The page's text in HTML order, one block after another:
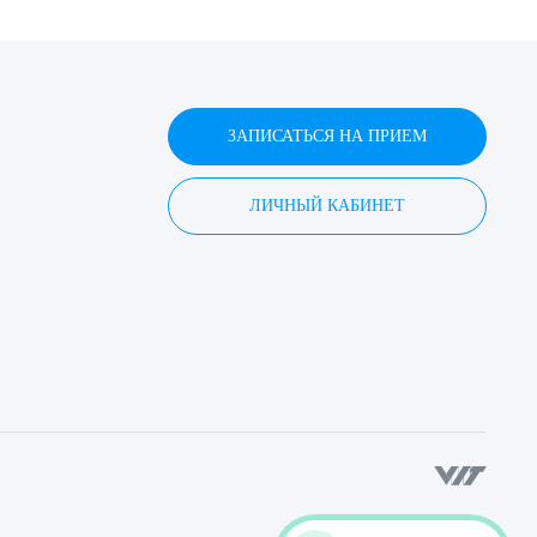
ЗАПИСАТЬСЯ НА ПРИЕМ
ЛИЧНЫЙ КАБИНЕТ